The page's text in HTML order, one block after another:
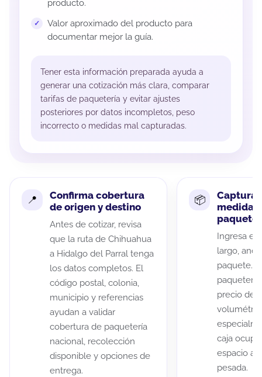
producto.
Valor aproximado del producto para
documentar mejor la guía.
Tener esta información preparada ayuda a
generar una cotización más clara, comparar
tarifas de paquetería y evitar ajustes
posteriores por datos incompletos, peso
incorrecto o medidas mal capturadas.
Confirma cobertura
de origen y destino
Antes de cotizar, revisa
que la ruta de Chihuahua
a Hidalgo del Parral tenga
los datos completos. El
código postal, colonia,
municipio y referencias
ayudan a validar
cobertura de paquetería
nacional, recolección
disponible y opciones de
entrega.
Captura
medidas
paquete
Ingresa el
largo,
paquete.
precio de
caja
espacio
pesada.